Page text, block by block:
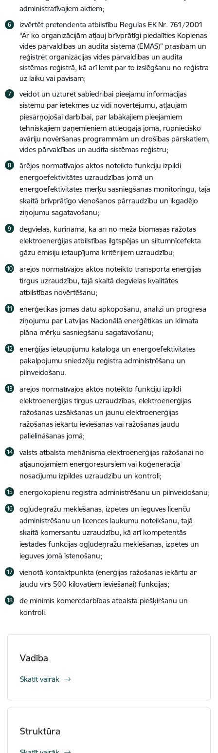
administratīvajiem aktiem;
izvērtēt pretendenta atbilstību Regulas EK Nr. 761/2001
“Ar ko organizācijām atļauj brīvprātīgi piedalīties Kopienas
vides pārvaldības un audita sistēmā (EMAS)” prasībām un
reģistrēt organizācijas vides pārvaldības un audita
sistēmas reģistrā, kā arī lemt par to izslēgšanu no reģistra
uz laiku vai pavisam;
veidot un uzturēt sabiedrībai pieejamu informācijas
sistēmu par ietekmes uz vidi novērtējumu, atļaujām
piesārņojošai darbībai, par labākajiem pieejamiem
tehniskajiem paņēmieniem attiecīgajā jomā, rūpniecisko
avāriju novēršanas programmām un drošības pārskatiem,
vides pārvaldības un audita sistēmas reģistru;
ārējos normatīvajos aktos noteikto funkciju izpildi
energoefektivitātes uzraudzības jomā un
energoefektivitātes mērķu sasniegšanas monitoringu, tajā
skaitā brīvprātīgo vienošanos pārraudzību un ikgadējo
ziņojumu sagatavošanu;
degvielas, kurināmā, kā arī no meža biomasas ražotas
elektroenerģijas atbilstības ilgtspējas un siltumnīcefekta
gāzu emisiju ietaupījuma kritērijiem uzraudzību;
ārējos normatīvajos aktos noteikto transporta enerģijas
tirgus uzraudzību, tajā skaitā degvielas kvalitātes
atbilstības novērtēšanu;
enerģētikas jomas datu apkopošanu, analīzi un progresa
ziņojumu par Latvijas Nacionālā enerģētikas un klimata
plāna mērķu sasniegšanu sagatavošanu;
enerģijas ietaupījumu kataloga un energoefektivitātes
pakalpojumu sniedzēju reģistra administrēšanu un
pilnveidošanu.
ārējos normatīvajos aktos noteikto funkciju izpildi
elektroenerģijas tirgus uzraudzības, elektroenerģijas
ražošanas uzsākšanas un jaunu elektroenerģijas
ražošanas iekārtu ieviešanas vai ražošanas jaudu
palielināšanas jomā;
valsts atbalsta mehānisma elektroenerģijas ražošanai no
atjaunojamiem energoresursiem vai koģenerācijā
nosacījumu izpildes uzraudzību un kontroli;
energokopienu reģistra administrēšanu un pilnveidošanu;
ogļūdeņražu meklēšanas, izpētes un ieguves licenču
administrēšanu un licences laukumu noteikšanu, tajā
skaitā komersantu uzraudzību, kā arī kompetentās
iestādes funkcijas ogļūdeņražu meklēšanas, izpētes un
ieguves jomā īstenošanu;
vienotā kontaktpunkta (enerģijas ražošanas iekārtu ar
jaudu virs 500 kilovatiem ieviešanai) funkcijas;
de minimis komercdarbības atbalsta piešķiršanu un
kontroli.
Vadība
Skatīt vairāk
Struktūra